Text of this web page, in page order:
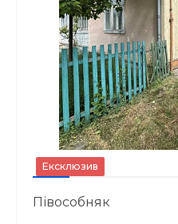
Ексклюзив
Півособняк